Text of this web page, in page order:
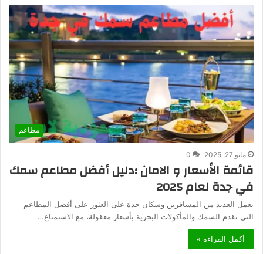
مطاعم
مايو 27, 2025 0
قائمة الأسعار و الامان ؛دليل أفضل مطاعم سمك
في جدة لعام 2025
يعمل العديد من المسافرين وسكان جدة على العثور على أفضل المطاعم
التي تقدم السمك والمأكولات البحرية بأسعار معقولة، مع الاستمتاع…
أكمل القراءة »